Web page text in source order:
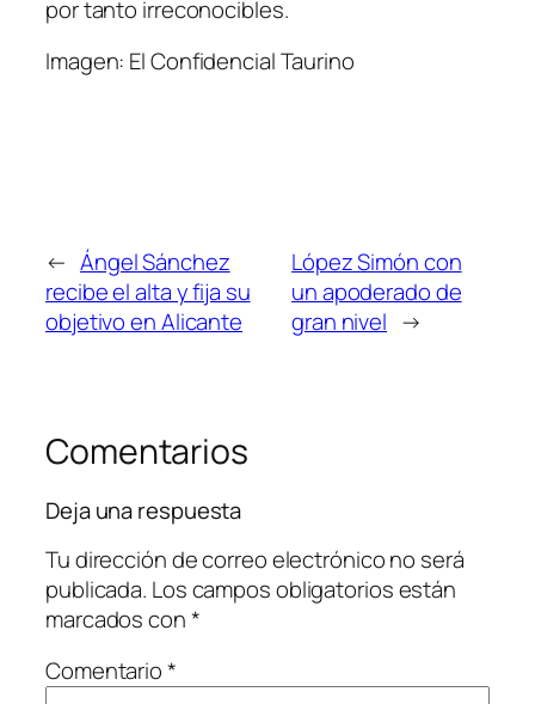
por tanto irreconocibles.
Imagen: El Confidencial Taurino
← Ángel Sánchez
recibe el alta y fija su
objetivo en Alicante
López Simón con
un apoderado de
gran nivel →
Comentarios
Deja una respuesta
Tu dirección de correo electrónico no será
publicada. Los campos obligatorios están
marcados con*
Comentario*